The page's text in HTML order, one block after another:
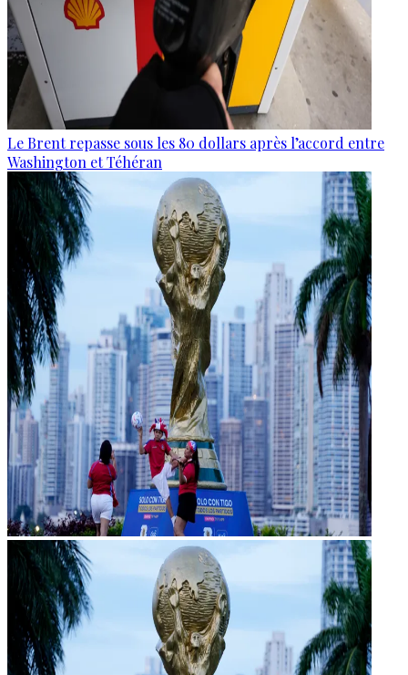
Le Brent repasse sous les 80 dollars après l’accord entre
Washington et Téhéran